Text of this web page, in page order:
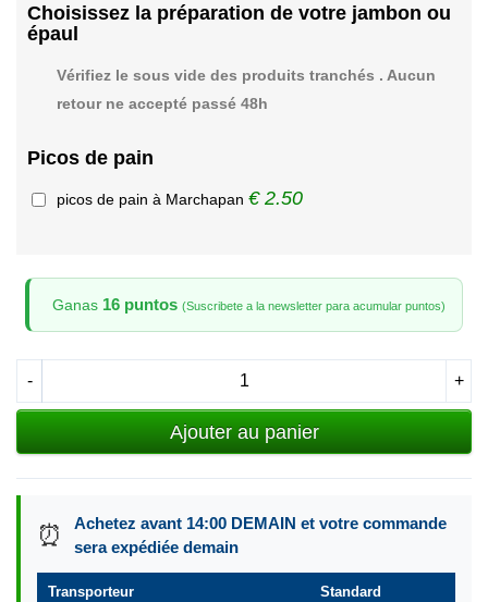
Choisissez la préparation de votre jambon ou
épaul
Vérifiez le sous vide des produits tranchés . Aucun
retour ne accepté passé 48h
Picos de pain
picos de pain à Marchapan € 2.50
Ganas 16 puntos (Suscribete a la newsletter para acumular puntos)
- +
Ajouter au panier
⏰
Achetez avant 14:00 DEMAIN et votre commande
sera expédiée demain
Transporteur Standard